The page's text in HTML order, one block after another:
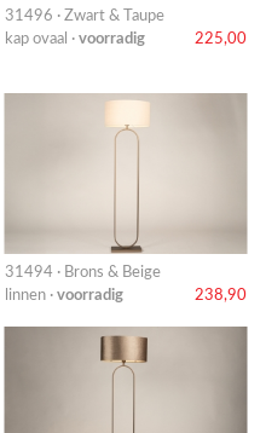
31496 · Zwart & Taupe
kap ovaal · voorradig 225,00
31494 · Brons & Beige
linnen · voorradig 238,90